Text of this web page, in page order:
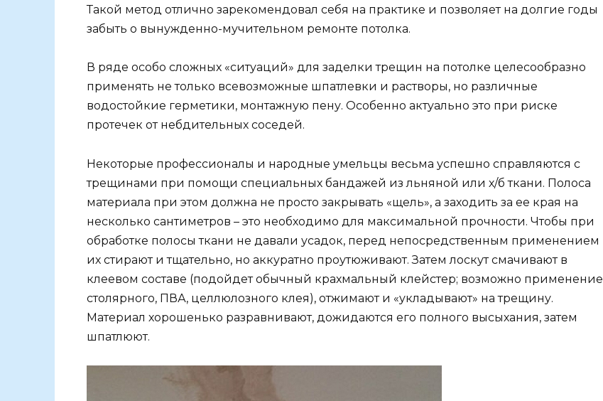
Такой метод отлично зарекомендовал себя на практике и позволяет на долгие годы
забыть о вынужденно-мучительном ремонте потолка.
В ряде особо сложных «ситуаций» для заделки трещин на потолке целесообразно
применять не только всевозможные шпатлевки и растворы, но различные
водостойкие герметики, монтажную пену. Особенно актуально это при риске
протечек от небдительных соседей.
Некоторые профессионалы и народные умельцы весьма успешно справляются с
трещинами при помощи специальных бандажей из льняной или х/б ткани. Полоса
материала при этом должна не просто закрывать «щель», а заходить за ее края на
несколько сантиметров – это необходимо для максимальной прочности. Чтобы при
обработке полосы ткани не давали усадок, перед непосредственным применением
их стирают и тщательно, но аккуратно проутюживают. Затем лоскут смачивают в
клеевом составе (подойдет обычный крахмальный клейстер; возможно применение
столярного, ПВА, целлюлозного клея), отжимают и «укладывают» на трещину.
Материал хорошенько разравнивают, дожидаются его полного высыхания, затем
шпатлюют.